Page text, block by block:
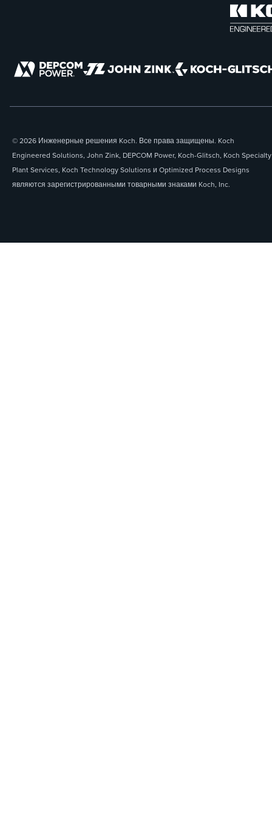
© 2026 Инженерные решения Koch. Все права защищены. Koch
Engineered Solutions, John Zink, DEPCOM Power, Koch-Glitsch, Koch Specialty
Plant Services, Koch Technology Solutions и Optimized Process Designs
являются зарегистрированными товарными знаками Koch, Inc.